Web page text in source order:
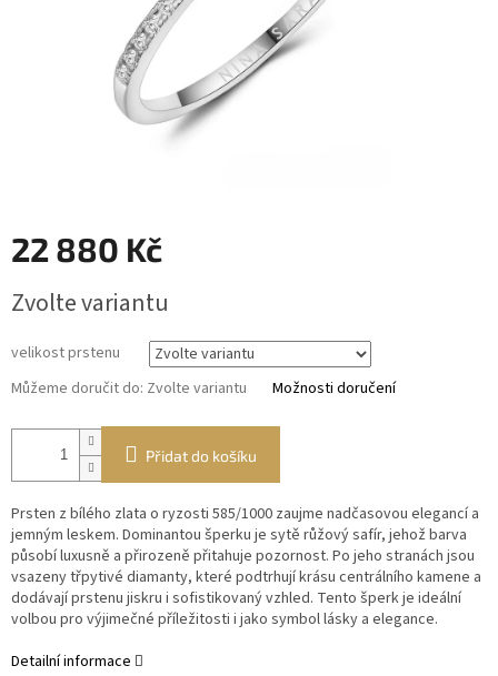
22 880 Kč
cena:
Zvolte variantu
velikost prstenu
Můžeme doručit do: Zvolte variantu Možnosti doručení
Přidat do košíku
Prsten z bílého zlata o ryzosti 585/1000 zaujme nadčasovou elegancí a
jemným leskem. Dominantou šperku je sytě růžový safír, jehož barva
působí luxusně a přirozeně přitahuje pozornost. Po jeho stranách jsou
vsazeny třpytivé diamanty, které podtrhují krásu centrálního kamene a
dodávají prstenu jiskru i sofistikovaný vzhled. Tento šperk je ideální
volbou pro výjimečné příležitosti i jako symbol lásky a elegance.
Detailní informace